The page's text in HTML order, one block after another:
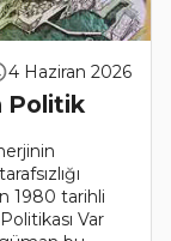
4 Haziran 2026
Politik
1980 tarihli
Var